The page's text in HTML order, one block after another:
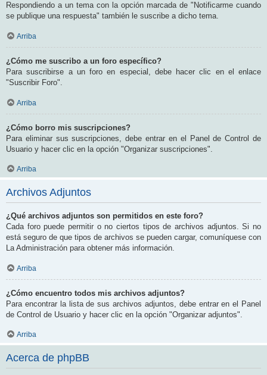
Respondiendo a un tema con la opción marcada de "Notificarme cuando
se publique una respuesta" también le suscribe a dicho tema.
Arriba
¿Cómo me suscribo a un foro específico?
Para suscribirse a un foro en especial, debe hacer clic en el enlace
"Suscribir Foro".
Arriba
¿Cómo borro mis suscripciones?
Para eliminar sus suscripciones, debe entrar en el Panel de Control de
Usuario y hacer clic en la opción "Organizar suscripciones".
Arriba
Archivos Adjuntos
¿Qué archivos adjuntos son permitidos en este foro?
Cada foro puede permitir o no ciertos tipos de archivos adjuntos. Si no
está seguro de que tipos de archivos se pueden cargar, comuníquese con
La Administración para obtener más información.
Arriba
¿Cómo encuentro todos mis archivos adjuntos?
Para encontrar la lista de sus archivos adjuntos, debe entrar en el Panel
de Control de Usuario y hacer clic en la opción "Organizar adjuntos".
Arriba
Acerca de phpBB